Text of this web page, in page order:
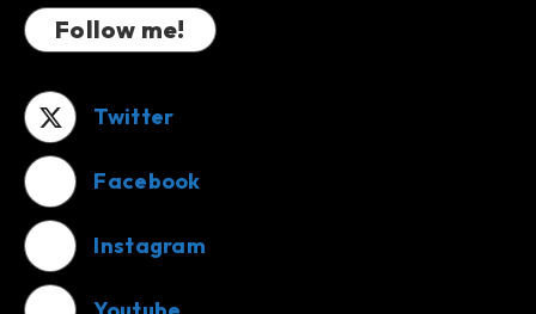
Follow me!
Twitter
Facebook
Instagram